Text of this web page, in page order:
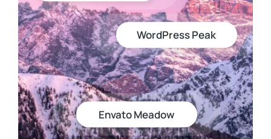
WordPress Peak
Envato Meadow